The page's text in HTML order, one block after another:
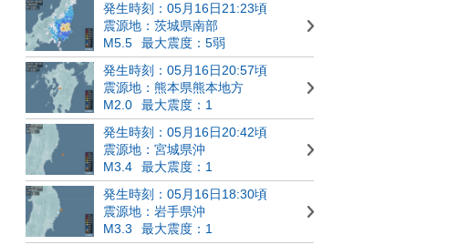
発生時刻：05月16日21:23頃
震源地：茨城県南部
M5.5
最大震度：5弱
発生時刻：05月16日20:57頃
震源地：熊本県熊本地方
M2.0
最大震度：1
発生時刻：05月16日20:42頃
震源地：宮城県沖
M3.4
最大震度：1
発生時刻：05月16日18:30頃
震源地：岩手県沖
M3.3
最大震度：1